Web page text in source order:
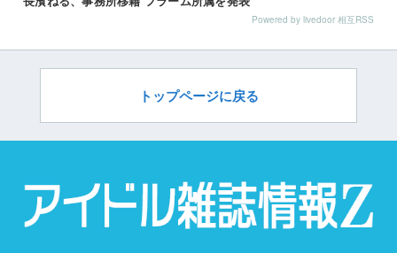
Powered by livedoor 相互RSS
トップページに戻る